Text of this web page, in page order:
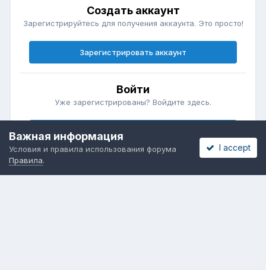
Создать аккаунт
Зарегистрируйтесь для получения аккаунта. Это просто!
Зарегистрировать аккаунт
Войти
Уже зарегистрированы? Войдите здесь.
Важная информация
Условия и правила использования форума
Правила.
I accept